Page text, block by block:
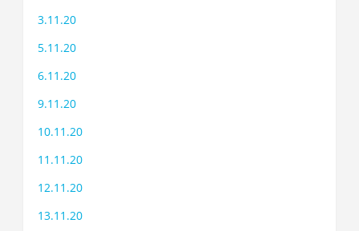
3.11.20
5.11.20
6.11.20
9.11.20
10.11.20
11.11.20
12.11.20
13.11.20